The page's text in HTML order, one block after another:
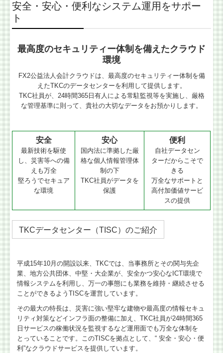
安全・安心・便利なシステム運用をサポー
ト
最高度のセキュリティー体制を備えたクラウド
環境
FX2公益法人会計クラウドは、最高度のセキュリティー体制を備
えたTKCのデータセンターを利用して提供します。
TKC社員が、24時間365日有人による常駐監視等を実施し、厳格
な管理基準に則って、貴社の大切なデータをお預かりします。
安全
最新技術を駆使
し、災害等への備
えも万全
堅ろうでセキュア
な環境
安心
国内法に準拠した厳
格な個人情報管理体
制の下
TKC社員がデータを
保護
便利
自社データセン
ターだからこそで
きる
万全なサポートと
高付加価値サービ
スの提供
TKCデータセンター（TISC）のご紹介
平成15年10月の開設以来、TKCでは、当事務所とその関与先企
業、地方公共団体、中堅・大企業が、安全かつ安心なICT環境で
情報システムを利用し、万一の事態にも業務を維持・継続させる
ことができるようTISCを運営しています。
その最大の特長は、災害に強い堅牢な建物や最高度の情報セキュ
リティ対策などインフラ面の整備に加え、TKC社員が24時間365
日サービスの稼働状況を監視するなど運用面でも万全な体制を
とっていることです。このTISCを拠点として、“ 安全・安心・便
利”なクラウドサービスを提供しています。